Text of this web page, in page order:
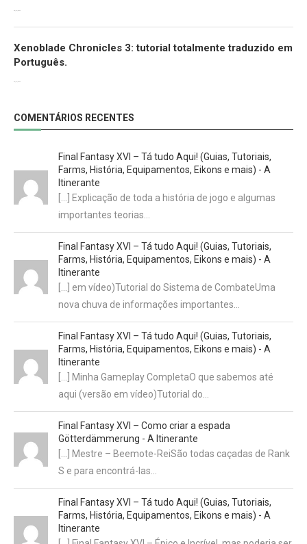
Xenoblade Chronicles 3: tutorial totalmente traduzido em
Português.
COMENTÁRIOS RECENTES
Final Fantasy XVI – Tá tudo Aqui! (Guias, Tutoriais,
Farms, História, Equipamentos, Eikons e mais) - A
Itinerante
[…] Explicação de toda a história de jogo e algumas
importantes teorias…
Final Fantasy XVI – Tá tudo Aqui! (Guias, Tutoriais,
Farms, História, Equipamentos, Eikons e mais) - A
Itinerante
[…] em vídeo)Tutorial do Sistema de CombateUma
nova chuva de informações importantes…
Final Fantasy XVI – Tá tudo Aqui! (Guias, Tutoriais,
Farms, História, Equipamentos, Eikons e mais) - A
Itinerante
[…] Minha Gameplay CompletaO que sabemos até
aqui (versão em vídeo)Tutorial do…
Final Fantasy XVI – Como criar a espada
Götterdämmerung - A Itinerante
[…] Mestre – Beemote-ReiSão todas caçadas de Rank
S e para encontrá-las…
Final Fantasy XVI – Tá tudo Aqui! (Guias, Tutoriais,
Farms, História, Equipamentos, Eikons e mais) - A
Itinerante